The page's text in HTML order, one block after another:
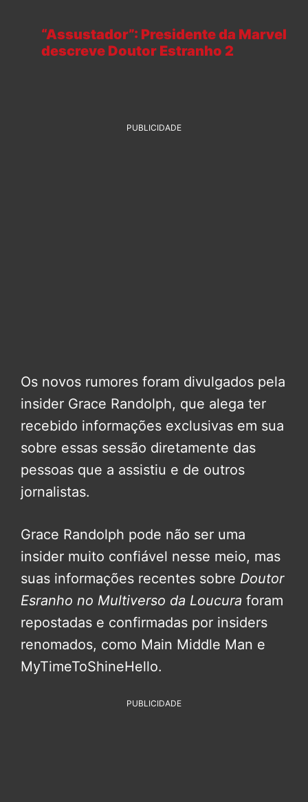
“Assustador”: Presidente da Marvel
descreve Doutor Estranho 2
PUBLICIDADE
Os novos rumores foram divulgados pela
insider Grace Randolph, que alega ter
recebido informações exclusivas em sua
sobre essas sessão diretamente das
pessoas que a assistiu e de outros
jornalistas.
Grace Randolph pode não ser uma
insider muito confiável nesse meio, mas
suas informações recentes sobre Doutor
Esranho no Multiverso da Loucura foram
repostadas e confirmadas por insiders
renomados, como Main Middle Man e
MyTimeToShineHello.
PUBLICIDADE